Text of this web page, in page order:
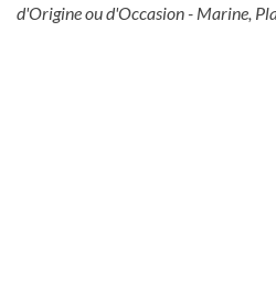
d'Origine ou d'Occasion - Marine,